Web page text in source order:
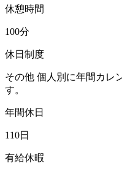
休憩時間
100分
休日制度
その他 個人別に年間カレ
す。
年間休日
110日
有給休暇